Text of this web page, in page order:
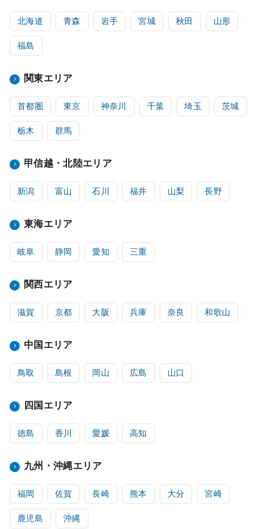
北海道 青森 岩手 宮城 秋田 山形
福島
関東エリア
首都圏 東京 神奈川 千葉 埼玉 茨城
栃木 群馬
甲信越・北陸エリア
新潟 富山 石川 福井 山梨 長野
東海エリア
岐阜 静岡 愛知 三重
関西エリア
滋賀 京都 大阪 兵庫 奈良 和歌山
中国エリア
鳥取 島根 岡山 広島 山口
四国エリア
徳島 香川 愛媛 高知
九州・沖縄エリア
福岡 佐賀 長崎 熊本 大分 宮崎
鹿児島 沖縄